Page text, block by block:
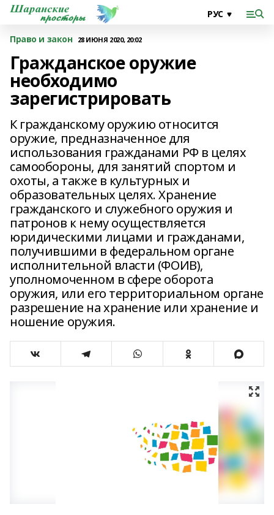
Право и закон 28 ИЮНЯ 2020, 20:02
Гражданское оружие
необходимо
зарегистрировать
К гражданскому оружию относится
оружие, предназначенное для
использования гражданами РФ в целях
самообороны, для занятий спортом и
охоты, а также в культурных и
образовательных целях. Хранение
гражданского и служебного оружия и
патронов к нему осуществляется
юридическими лицами и гражданами,
получившими в федеральном органе
исполнительной власти (ФОИВ),
уполномоченном в сфере оборота
оружия, или его территориальном органе
разрешение на хранение или хранение и
ношение оружия.